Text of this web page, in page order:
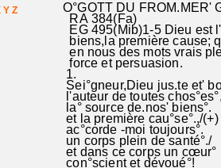
Y Z
O°GOTT DU FROM.MER'
RA 384(Fa)
EG 495(Mib)1-5 Dieu est
biens,la première cause;
en nous des mots vrais
force et persuasion.
1.
Sei°gneur,Dieu jus.te et'
l'auteur de toutes
la° source de.nos' biens°.
et la première cau°se°.,/(+)
ac°corde -moi toujours°.
un corps plein de santé°./
et dans ce corps un cœur°
con°scient et dévoué°!